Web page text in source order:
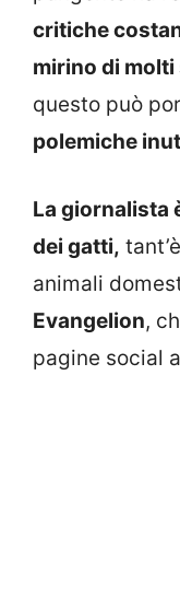
critiche
mirino di
questo può
polemiche
La giornalista
dei gatti,
animali
Evangelion,
pagine social